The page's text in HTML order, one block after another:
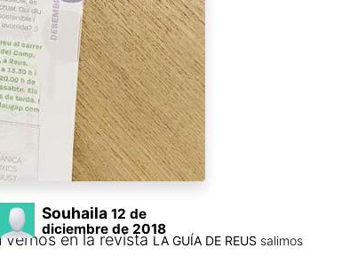
vernos en la revista LA GUÍA DE REUS salimos
Souhaila 12 de
diciembre de 2018